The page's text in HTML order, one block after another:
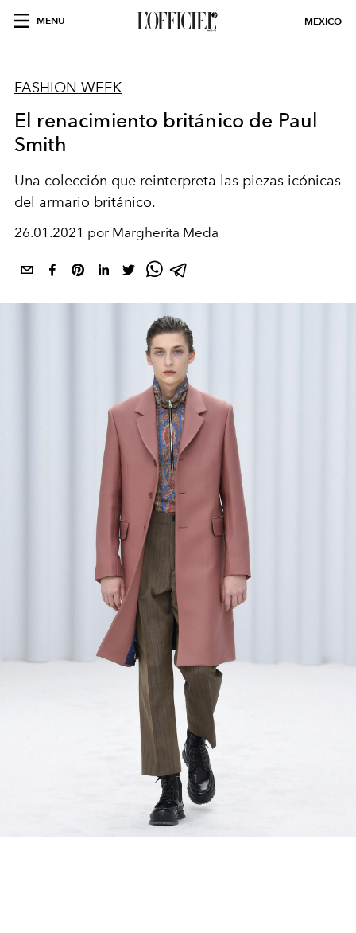
MENU MEXICO
FASHION WEEK
El renacimiento británico de Paul
Smith
Una colección que reinterpreta las piezas icónicas
del armario británico.
26.01.2021 por Margherita Meda